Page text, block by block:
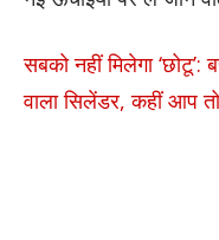
सबको नहीं मिलेगा
वाला सिलेंडर, कहीं आप